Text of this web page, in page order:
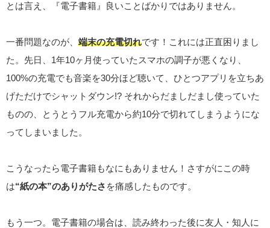
とは言え、『電子書籍』良いことばかりではありません。
一番問題なのが、 端末の充電切れです！これには正直困りまし
た。先日、1年10ヶ月使っていたスマホの調子が悪くなり、
100%の充電でも音楽を30分ほど聴いて、ひとつアプリを立ちあ
げただけでシャットダウン!? それからだましだまし使っていた
ものの、とうとうフル充電から約10分で切れてしまうようにな
ってしまいました。
こうなったら電子書籍もなにもありません！さすがにこの時
は“紙の本”のありがたさ を痛感したものです。
もう一つ。電子書籍の場合は、読み終わった後に友人・知人に